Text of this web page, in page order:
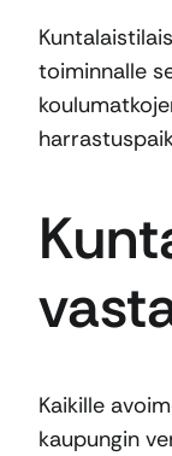
toiminnalle
Kaikille
kaupungin